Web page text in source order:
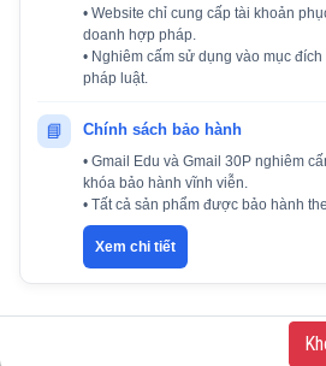
from Iran IPS.
Kho hàng:87
XEM THÊM
VPN
• Website chỉ cung cấp tài khoản
doanh hợp pháp.
• Nghiêm cấm sử dụng vào mục
pháp luật.
📘 Chính sách bảo hành
• Gmail Edu và Gmail 30P nghiêm
khóa bảo hành vĩnh viễn.
• Tất cả sản phẩm được bảo hành
Xem chi tiết